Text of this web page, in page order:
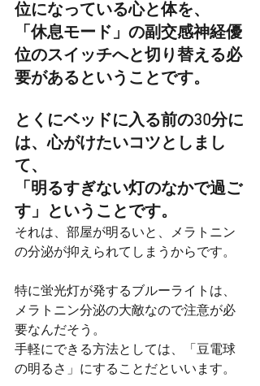
位になっている心と体を、
「休息モード」の副交感神経優
位のスイッチへと切り替える必
要があるということです。
とくにベッドに入る前の30分に
は、心がけたいコツとしまし
て、
「明るすぎない灯のなかで過ご
す」ということです。
それは、部屋が明るいと、メラトニン
の分泌が抑えられてしまうからです。
特に蛍光灯が発するブルーライトは、
メラトニン分泌の大敵なので注意が必
要なんだそう。
手軽にできる方法としては、「豆電球
の明るさ」にすることだといいます。